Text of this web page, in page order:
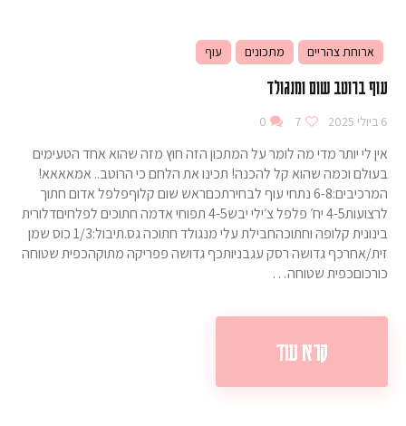
ארוחת צהריים מתכונים עוף
עוף ברוטב שום ומנגולד
6 ביולי 2025 7
0
אין לי יותר מדי מה לומר על המתכון הזה חוץ מזה שהוא אחד הטעימים
בעולם וכמה שהוא קל להכנה! תכינו את הלחם כי הרוטב.. אמאאאא!
המרכיבים:6-8 נתחי עוף לבחירתכםראש שום קלוףפלפל אדום חתוך
לרצועות4-5 יח׳ פלפל צ׳ילי יבש4-5 תפוחי אדמה חתוכים לפלחיםדלורית
בינונית קלופה וחתוכהחבילת עלי מנגולד חתוכה גס.תיבול:1/3 כוס שמן
זית/אחרכף גדושה רסק עגבניותכף גדושה פפריקה מתוקהכפית שטוחה
כורכוםכפית שטוחה…
קרא עוד